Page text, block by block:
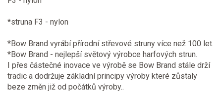
*struna F3 - nylon
*Bow Brand vyrábí přírodní střevové struny více než 100 let.
*Bow Brand - nejlepší světový výrobce harfových strun.
I přes částečné inovace ve výrobě se Bow Brand stále drží
tradic a dodržuje základní principy výroby které zůstaly
beze změn již od počátků výroby..